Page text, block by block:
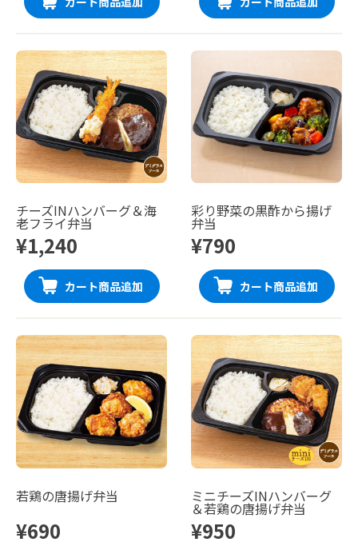
チーズINハンバーグ＆海
老フライ弁当
¥1,240
カート商品追加
彩り野菜の黒酢から揚げ
弁当
¥790
カート商品追加
若鶏の唐揚げ弁当
¥690
ミニチーズINハンバーグ
＆若鶏の唐揚げ弁当
¥950